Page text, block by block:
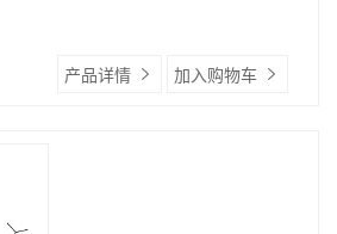
产品详情 加入购物车